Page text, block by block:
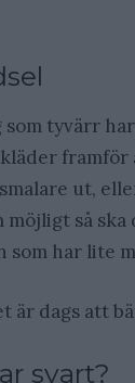
tyvärr
ut,
möjligt så
som har lite
är dags att
svart?